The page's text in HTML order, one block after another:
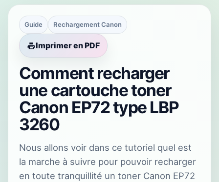
Guide Rechargement Canon
Imprimer en PDF
Comment recharger
une cartouche toner
Canon EP72 type LBP
3260
Nous allons voir dans ce tutoriel quel est
la marche à suivre pour pouvoir recharger
en toute tranquillité un toner Canon EP72